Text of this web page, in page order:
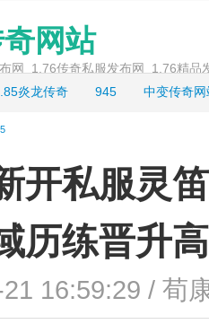
网站
网_1.76传奇私服发布网_1.76精
炎龙传奇 945 中变传奇网
开私服灵
历练晋升
16:59:29 / 荀